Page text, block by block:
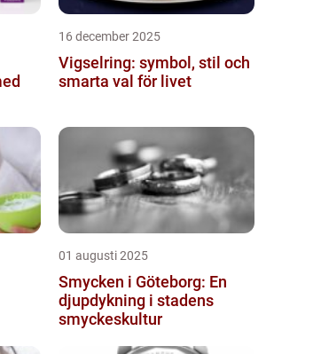
16 december 2025
Vigselring: symbol, stil och
smarta val för livet
01 augusti 2025
Smycken i Göteborg: En
djupdykning i stadens
smyckeskultur